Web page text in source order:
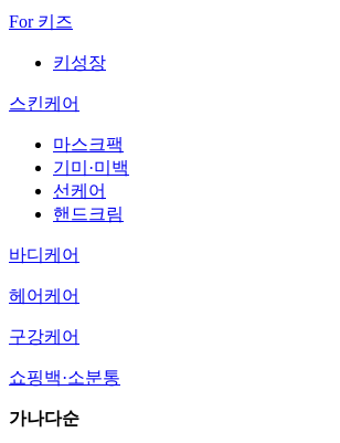
For 키즈
키성장
스킨케어
마스크팩
기미·미백
선케어
핸드크림
바디케어
헤어케어
구강케어
쇼핑백·소분통
가나다순